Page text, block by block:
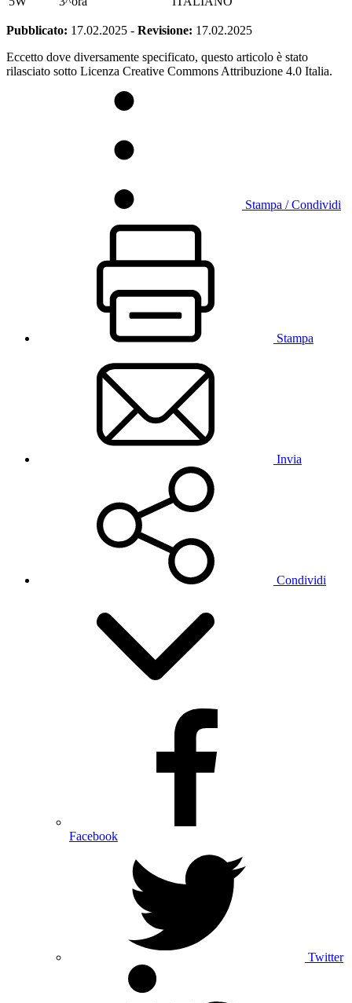
Pubblicato: 17.02.2025 - Revisione: 17.02.2025
Eccetto dove diversamente specificato, questo articolo è stato
rilasciato sotto Licenza Creative Commons Attribuzione 4.0 Italia.
Stampa / Condividi
Stampa
Invia
Condividi
Facebook
Twitter